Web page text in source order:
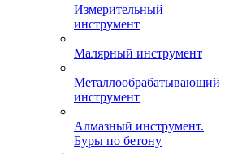
Измерительный
инструмент
Малярный инструмент
Металлообрабатывающий
инструмент
Алмазный инструмент.
Буры по бетону